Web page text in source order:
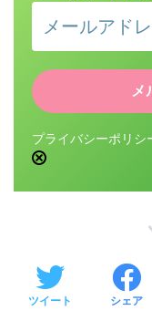
プライバシーポリシ
ツイート シェア